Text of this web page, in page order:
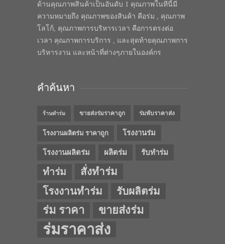
ด้านคุณภาพสินค้าเป็นอันดับ 1 คุณภาพในทีนี้มี
ความหมายถึง คุณภาพของสินค้า คือร่ม , คุณภาพ
โลโก้, คุณภาพการบริหารเวลา คือการตรงต่อ
เวลา คุณภาพการบริการ , และสุดท้ายคุณภาพการ
บริหารงาน และหน้าที่ต่างๆภายในองค์กร
คำค้นหา
ร้านทำร่ม ขายส่งร่มราคาถูก ร่มพับราคาส่ง
โรงงานผลิตร่ม ราคาถูก โรงงานร่ม
โรงงานผลิตร่ม ผลิตร่ม รับทำร่ม
ทำร่ม
สั่งทำร่ม
โรงงานทำร่ม
รับผลิตร่ม
ร่ม ราคา ขายส่งร่ม
ร่มราคาส่ง